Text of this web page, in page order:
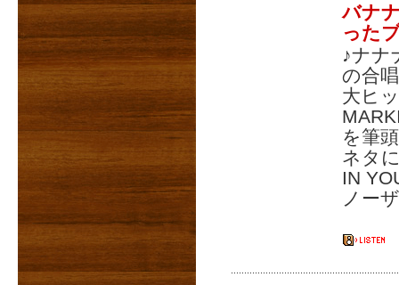
バナ
った
♪ナナ
の合
大ヒ
を筆
ネタ
IN
ノー